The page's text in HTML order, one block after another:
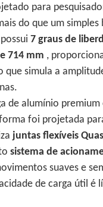
para
do que um simples
7 graus de
714 mm ,
que simula a
de alumínio premium
foi projetada
juntas flexíveis
sistema de
suaves e
de carga útil é